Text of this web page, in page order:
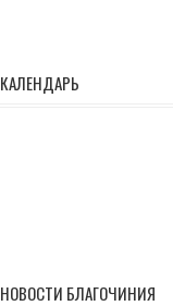
КАЛЕНДАРЬ
НОВОСТИ БЛАГОЧИНИЯ